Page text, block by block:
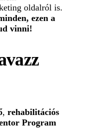
oldalról is.
ezen a
vinni!
,rehabilitációs
Program